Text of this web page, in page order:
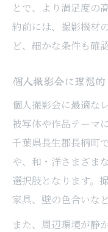
とで、より満足度の
約前には、撮影機材
ど、細かな条件も確
個人撮影会に理想
個人撮影会に最適な
被写体や作品テーマ
千葉県長生郡長柄町
や、和・洋さまざま
選択肢となります。
家具、壁の色合いな
また、周辺環境が静